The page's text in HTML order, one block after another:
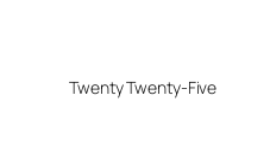
Twenty Twenty-Five